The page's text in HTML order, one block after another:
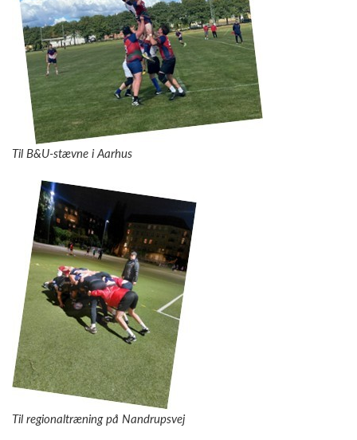
Til B&U-stævne i Aarhus
Til regionaltræning på Nandrupsvej